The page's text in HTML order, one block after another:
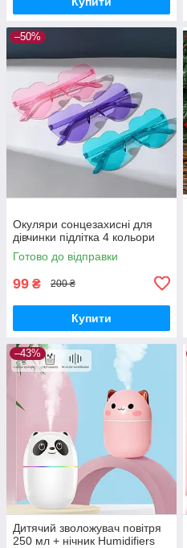
–50%
Окуляри сонцезахисні для
дівчинки підлітка 4 кольори
Готово до відправки
99 ₴ 200 ₴
Купити
–43%
Дитячий зволожувач повітря
250 мл + нічник Humidifiers